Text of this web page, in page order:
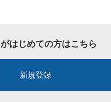
はじめての方はこちら
新規登録